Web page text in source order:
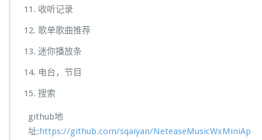
收听记录
歌单歌曲推荐
迷你播放条
电台，节目
搜索
github地
址:https://github.com/sqaiyan/NeteaseMusicWxMiniAp